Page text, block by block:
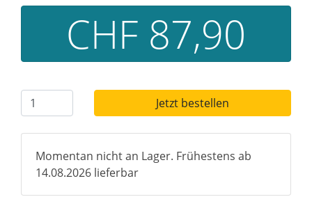
CHF 87,90
Jetzt bestellen
Momentan nicht an Lager. Frühestens ab
14.08.2026 lieferbar